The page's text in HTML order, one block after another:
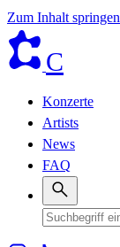
Zum Inhalt springen
C
Konzerte
Artists
News
FAQ